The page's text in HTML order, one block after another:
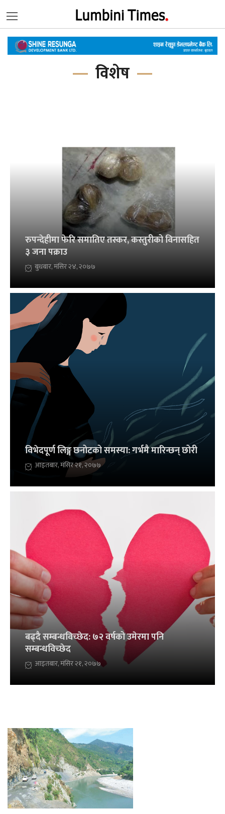
विशेष
रुपन्देहीमा फेरि समातिए तस्कर, कस्तुरीको विनासहित
३ जना पक्राउ
बुधबार, मंसिर २४, २०७७
विभेदपूर्ण लिङ्ग छनोटको समस्या: गर्भमै मारिन्छन् छोरी
आइतबार, मंसिर २१, २०७७
बढ्दै सम्बन्धविच्छेद: ७२ वर्षको उमेरमा पनि
सम्बन्धविच्छेद
आइतबार, मंसिर २१, २०७७